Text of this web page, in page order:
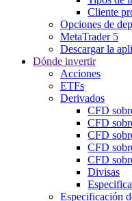
Cliente
Opciones de
MetaTrader 5
Descargar la
Dónde invertir
Acciones
ETFs
Derivados
CFD
CFD
CFD
CFD
CFD
Divisas
Especificación